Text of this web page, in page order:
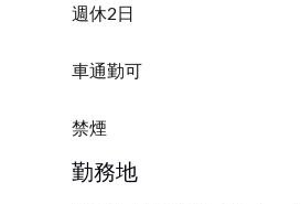
週休2日
車通勤可
禁煙
勤務地